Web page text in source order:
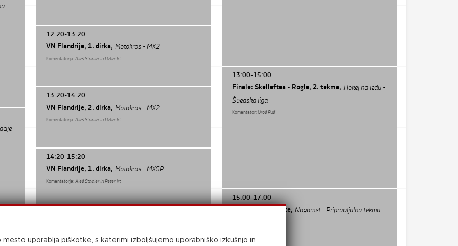
13:00-15:00
Finale: Skelleftea - Rogle, 2. tekma, Hokej na ledu -
Švedska liga
Komentator: Uroš Puš
15:00-17:00
Villarreal - Levante, Nogomet - Pripravljalna tekma
12:20-13:20
VN Flandrije, 1. dirka, Motokros - MX2
Komentatorja:Aleš Stadler in Peter Irt
13:20-14:20
VN Flandrije, 2. dirka, Motokros - MX2
Komentatorja:Aleš Stadler in Peter Irt
14:20-15:20
VN Flandrije, 1. dirka, Motokros - MXGP
Komentatorja:Aleš Stadler in Peter Irt
Komentatorja:Aleš Stadler in Peter Irt
mesto uporablja piškotke, s katerimi izboljšujemo uporabniško izkušnjo in